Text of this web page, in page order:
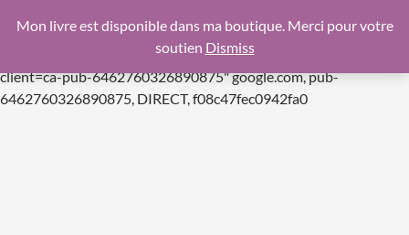
f08c47fec0942fa0
https://pagead2.googlesyndication.com/pagead/js/
client=ca-pub-6462760326890875"google.com, pub-
6462760326890875, DIRECT, f08c47fec0942fa0Aller
Mon livre est disponible dans ma boutique. Merci pour votre
soutien Dismiss